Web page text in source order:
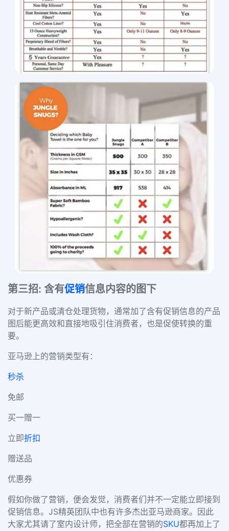
第三招: 含有促销信息内容的图下
对于新产品或清仓处理货物，通常加了含有促销信息的产品
图后能更高效和直接地吸引住消费者，也是促使转换的重
要。
亚马逊上的营销类型有：
秒杀
免邮
买一赠一
立即折扣
赠送品
优惠券
假如你做了营销，便会发觉，消费者们并不一定能立即接到
促销信息。JS精英团队中也有许多杰出亚马逊商家。因此
大家尤其请了室内设计师，把全部在营销的SKU都再加上了